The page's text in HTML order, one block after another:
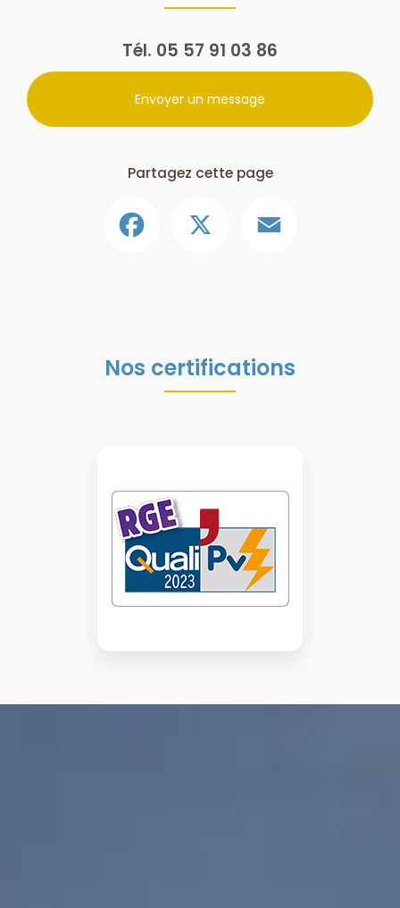
Tél. 05 57 91 03 86
Envoyer un message
Partagez cette page
Nos certifications